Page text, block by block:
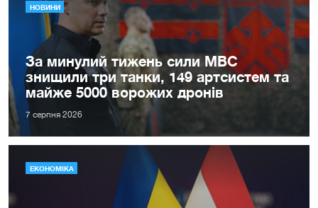
НОВИНИ
За минулий тижень сили МВС
знищили три танки, 149 артсистем та
майже 5000 ворожих дронів
7 серпня 2026
ЕКОНОМІКА